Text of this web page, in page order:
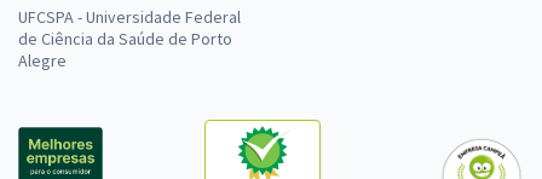
UFCSPA - Universidade Federal
de Ciência da Saúde de Porto
Alegre